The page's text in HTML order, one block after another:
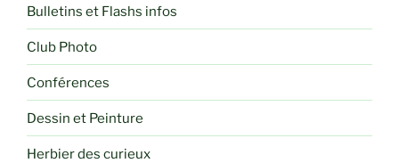
Bulletins et Flashs infos
Club Photo
Conférences
Dessin et Peinture
Herbier des curieux